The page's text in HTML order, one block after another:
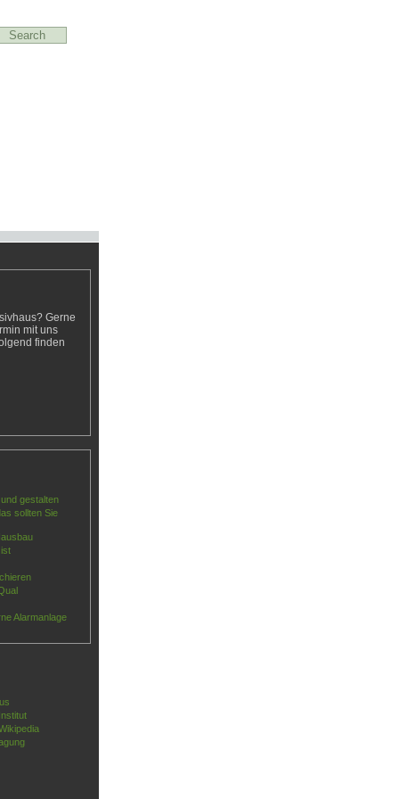
Gerne
mit uns
finden
gestalten
sollten Sie
Alarmanlage